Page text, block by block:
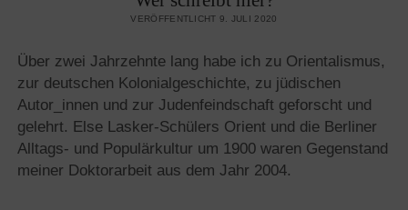
VERÖFFENTLICHT 9. JULI 2020
Über zwei Jahrzehnte lang habe ich zu Orientalismus,
zur deutschen Kolonialgeschichte, zu jüdischen
Autor_innen und zur Judenfeindschaft geforscht und
gelehrt. Else Lasker-Schülers Orient und die Berliner
Alltags- und Populärkultur um 1900 waren Gegenstand
meiner Doktorarbeit aus dem Jahr 2004.